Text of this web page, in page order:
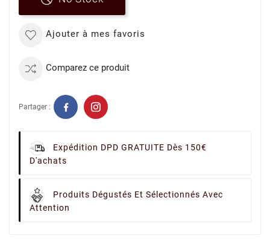
Ajouter à mes favoris
Comparez ce produit
Partager :
Expédition DPD GRATUITE Dès 150€
D'achats
Produits Dégustés Et Sélectionnés Avec
Attention